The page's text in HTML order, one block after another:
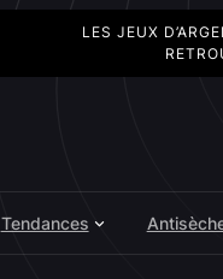
LES JEUX
Tendances